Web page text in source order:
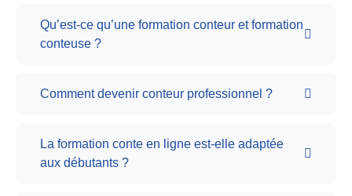
Qu’est-ce qu’une formation conteur et formation
conteuse ?
Comment devenir conteur professionnel ?
La formation conte en ligne est-elle adaptée
aux débutants ?